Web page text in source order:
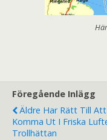
Föregående Inlägg
Äldre Har Rätt Till Att
Komma Ut I Friska
Trollhättan